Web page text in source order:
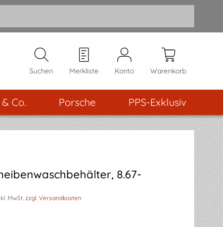
Suchen Merkliste Konto Warenkorb
Co. Porsche PPS-Exklusiv
8.67-
MwSt.zzgl. Versandkosten